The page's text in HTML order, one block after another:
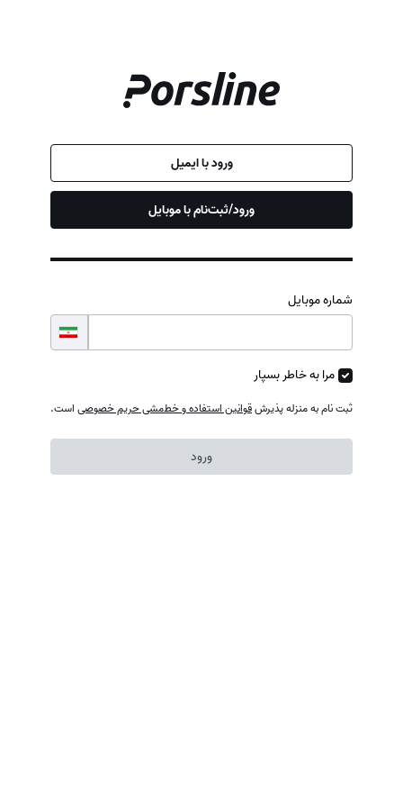
ورود با ایمیل
ورود/ثبت‌نام با موبایل
شماره موبایل
مرا به خاطر بسپار
ثبت نام به منزله پذیرشقوانین استفادهوخط‌مشی حریم خصوصی است.
ورود